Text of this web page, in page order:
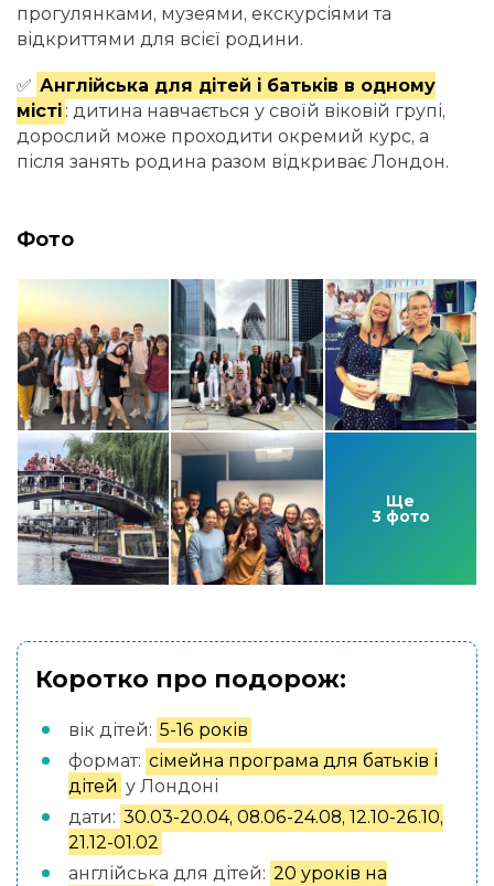
прогулянками, музеями, екскурсіями та
відкриттями для всієї родини.
✅ Англійська для дітей і батьків в одному
місті : дитина навчається у своїй віковій групі,
дорослий може проходити окремий курс, а
після занять родина разом відкриває Лондон.
Фото
Ще
3 фото
Коротко про подорож:
вік дітей: 5-16 років
формат: сімейна програма для батьків і
дітей у Лондоні
дати: 30.03-20.04, 08.06-24.08, 12.10-26.10,
21.12-01.02
англійська для дітей: 20 уроків на